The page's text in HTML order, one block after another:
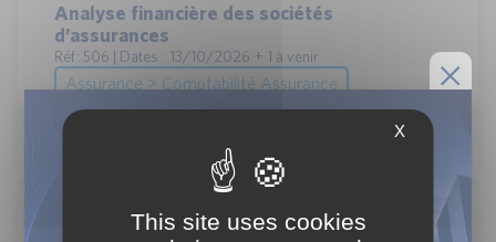
Analyse financière des sociétés
d’assurances
Réf : 506 | Dates : 13/10/2026 + 1 à venir
Assurance > Comptabilité Assurance
1 jour
L’information financière et prudentielle d’un
X
This site uses cookies